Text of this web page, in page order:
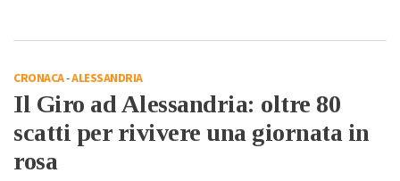
CRONACA-ALESSANDRIA
Il Giro ad Alessandria: oltre 80
scatti per rivivere una giornata in
rosa